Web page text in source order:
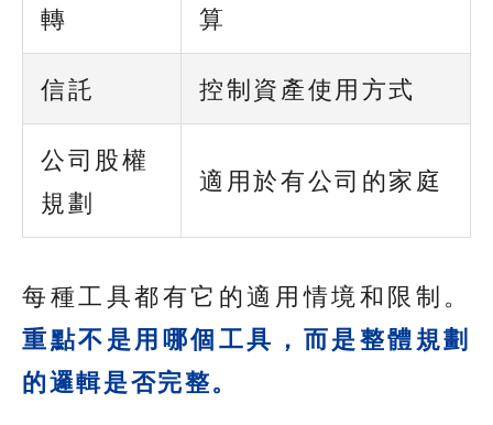
轉
算
信託 控制資產使用方式
公司股權
規劃
適用於有公司的家庭
每種工具都有它的適用情境和限制。
重點不是用哪個工具，而是整體規劃
的邏輯是否完整。